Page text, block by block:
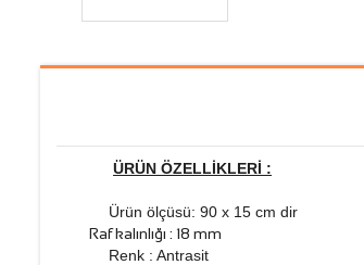
ÜRÜN ÖZELLİKLERİ :
Ürün ölçüsü: 90 x 15 cm dir
Raf kalınlığı : 18 mm
Renk : Antrasit